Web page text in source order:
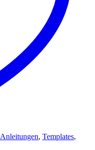
Anleitungen, Templates,